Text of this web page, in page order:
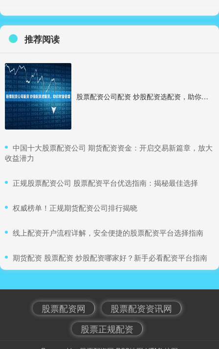
推荐阅读
股票配资公司配资 炒股配资选配资，助你财富倍增
​中国十大股票配资公司 期货配资资金：开启交易新篇章，放大
收益潜力
​正规股票配资公司 股票配资平台优选指南：揭秘最佳选择
​权威榜单！正规期货配资公司排行揭晓
​线上配资开户流程详解，安全便捷的股票配资平台选择指南
​期货配资 股票配资 炒股配资哪家好？新手必看配资平台指南
股票配资网
股票配资资讯网
股票正规配资